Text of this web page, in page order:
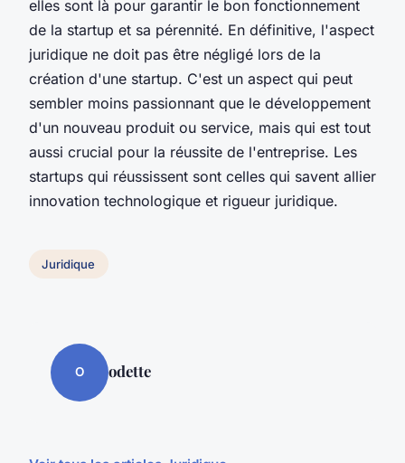
elles sont là pour garantir le bon fonctionnement
de la startup et sa pérennité. En définitive, l'aspect
juridique ne doit pas être négligé lors de la
création d'une startup. C'est un aspect qui peut
sembler moins passionnant que le développement
d'un nouveau produit ou service, mais qui est tout
aussi crucial pour la réussite de l'entreprise. Les
startups qui réussissent sont celles qui savent allier
innovation technologique et rigueur juridique.
Juridique
O odette